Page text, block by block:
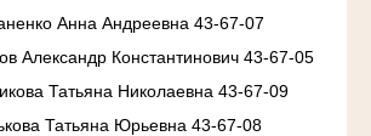
Анна Андреевна 43-67-07
Александр Константинович 43-67-05
Татьяна Николаевна 43-67-09
Татьяна Юрьевна 43-67-08